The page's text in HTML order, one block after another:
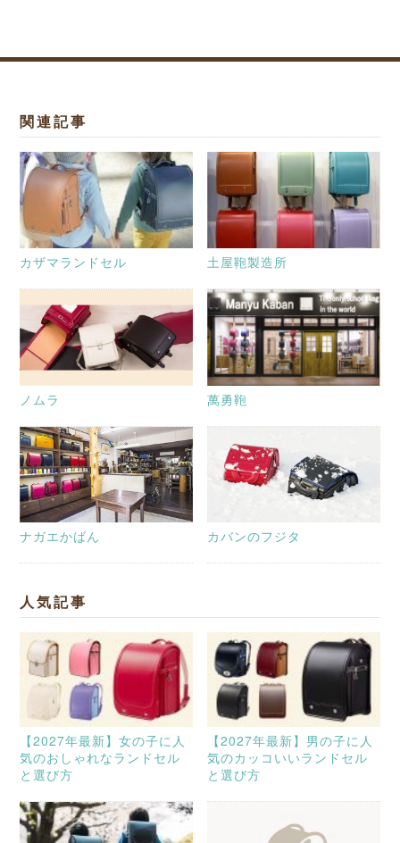
関連記事
カザマランドセル 土屋鞄製造所
ノムラ 萬勇鞄
ナガエかばん カバンのフジタ
人気記事
【2027年最新】女の子に人
気のおしゃれなランドセル
と選び方
【2027年最新】男の子に人
気のカッコいいランドセル
と選び方